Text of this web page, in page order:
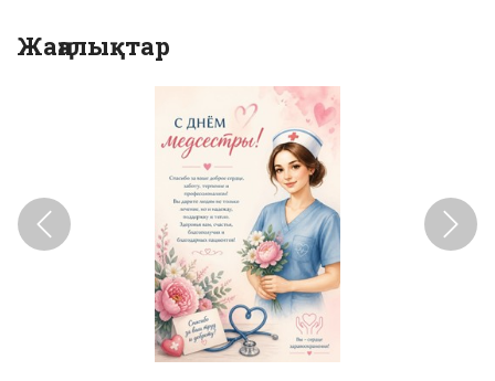
Жаңалықтар
Previous Next